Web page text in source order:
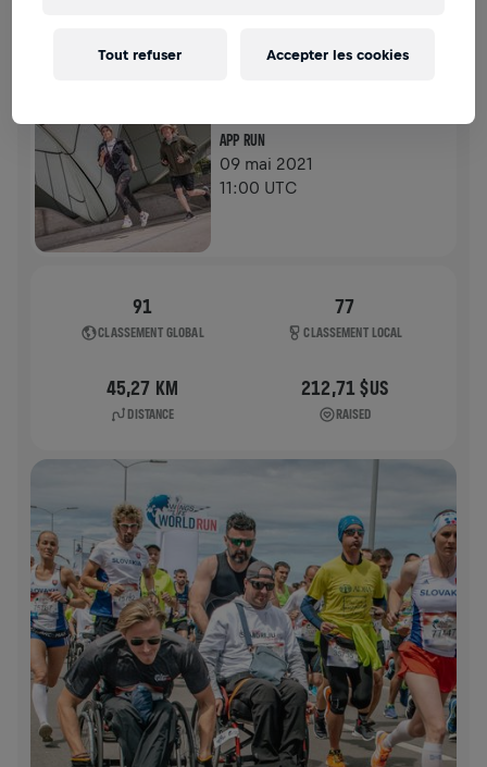
WINGS FOR LIFE WORLD RUN 2021
APP RUN
09 mai 2021
11:00 UTC
91
CLASSEMENT GLOBAL
77
CLASSEMENT LOCAL
45,27 KM
DISTANCE
212,71 $US
RAISED
Tout refuser Accepter les cookies